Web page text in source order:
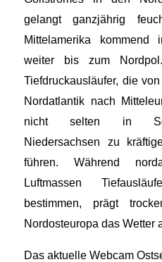
gelangt ganzjährig
Mittelamerika
weiter bis zum
Tiefdruckausläufer, die
Nordatlantik nach
nicht selten in
Niedersachsen zu
führen. Während
Luftmassen
bestimmen, prägt
Nordosteuropa das Wetter
Das aktuelle Webcam